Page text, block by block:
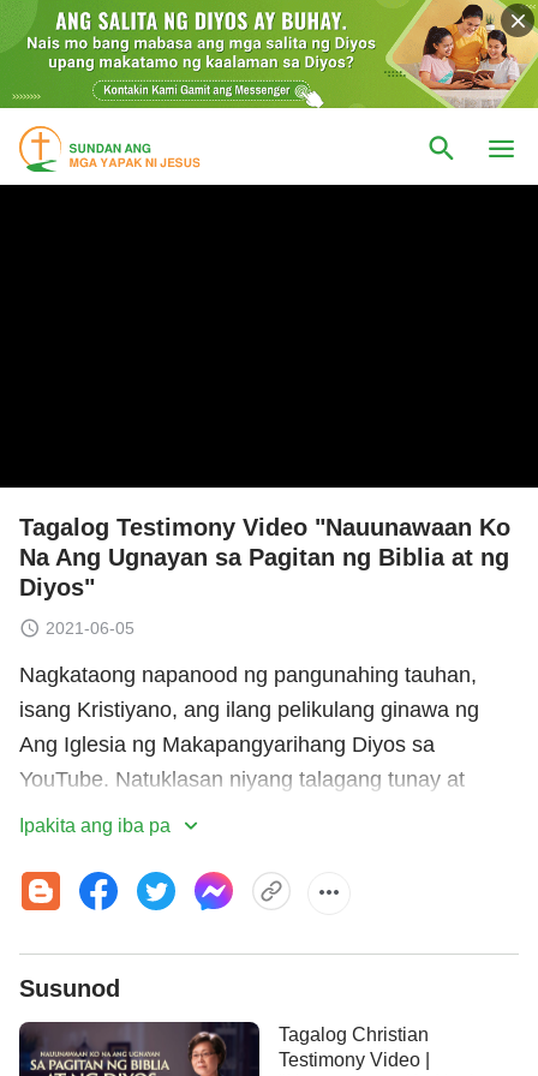
Tagalog Testimony Video "Nauunawaan Ko
Na Ang Ugnayan sa Pagitan ng Biblia at ng
Diyos"
2021-06-05
Nagkataong napanood ng pangunahing tauhan,
isang Kristiyano, ang ilang pelikulang ginawa ng
Ang Iglesia ng Makapangyarihang Diyos sa
YouTube. Natuklasan niyang talagang tunay at
nakaaantig ang mga ito, at nakatutulong sa
pinapanood niya ang mga pelikulang nagpapatotoo
na ang Panginoong
ay nagbalik na at
ginagawa ang gawain ngpaghatolsimula sa bahay
ng Diyos, kaya sinimulan niyang siyasatin ito.
Ngunit isang araw ay nalito siya nang makita niya
ang pamagat ng pelikulang Ang Paglabas ng
Ipakita ang iba pa
Susunod
Tagalog Christian
Testimony Video |